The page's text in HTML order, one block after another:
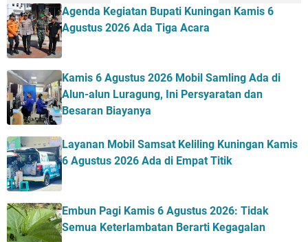
Agenda Kegiatan Bupati Kuningan Kamis 6
Agustus 2026 Ada Tiga Acara
Kamis 6 Agustus 2026 Mobil Samling Ada di
Alun-alun Luragung, Ini Persyaratan dan
Besaran Biayanya
Layanan Mobil Samsat Keliling Kuningan Kamis
6 Agustus 2026 Ada di Empat Titik
Embun Pagi Kamis 6 Agustus 2026: Tidak
Semua Keterlambatan Berarti Kegagalan